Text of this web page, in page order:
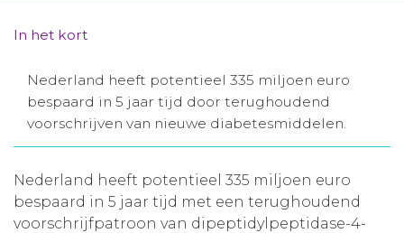
Aanmelden nieuwsbrief
Inloggen
Toegang leeromgeving
In het kort
Nederland heeft potentieel 335 miljoen euro
bespaard in 5 jaar tijd door terughoudend
voorschrijven van nieuwe diabetesmiddelen.
Nederland heeft potentieel 335 miljoen euro
bespaard in 5 jaar tijd met een terughoudend
voorschrijfpatroon van dipeptidylpeptidase-4-